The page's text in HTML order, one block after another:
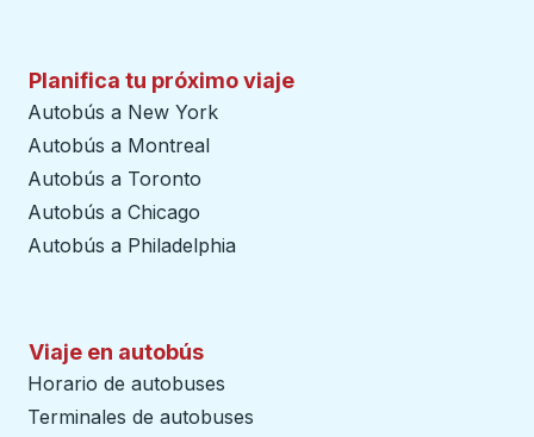
Planifica tu próximo viaje
Autobús a New York
Autobús a Montreal
Autobús a Toronto
Autobús a Chicago
Autobús a Philadelphia
Viaje en autobús
Horario de autobuses
Terminales de autobuses